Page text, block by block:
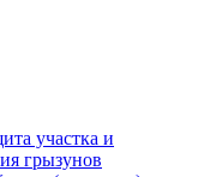
участка и
грызунов